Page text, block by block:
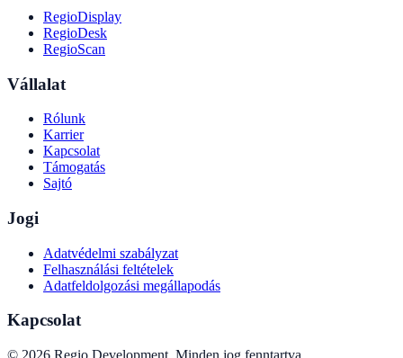
RegioDisplay
RegioDesk
RegioScan
Vállalat
Rólunk
Karrier
Kapcsolat
Támogatás
Sajtó
Jogi
Adatvédelmi szabályzat
Felhasználási feltételek
Adatfeldolgozási megállapodás
Kapcsolat
© 2026 Regio Development Minden jog fenntartva.